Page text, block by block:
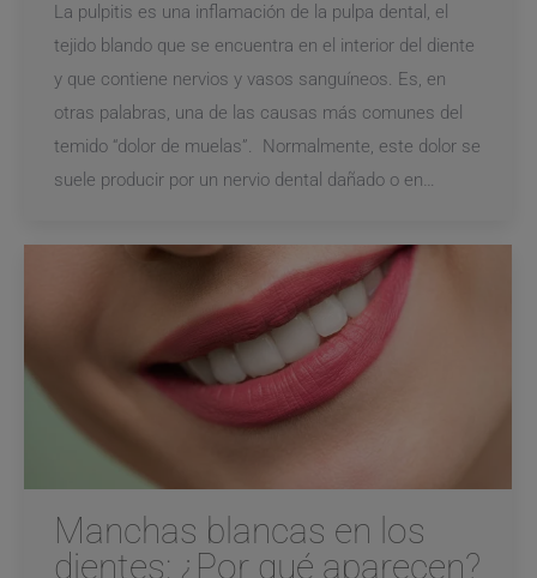
La pulpitis es una inflamación de la pulpa dental, el
tejido blando que se encuentra en el interior del diente
y que contiene nervios y vasos sanguíneos. Es, en
otras palabras, una de las causas más comunes del
temido “dolor de muelas”. Normalmente, este dolor se
suele producir por un nervio dental dañado o en…
Manchas blancas en los
dientes: ¿Por qué aparecen?